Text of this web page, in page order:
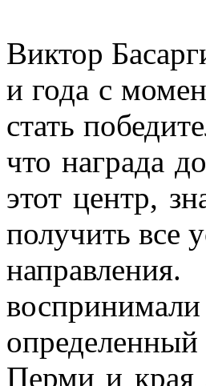
Виктор
и года с
стать
что награда
этот центр,
получить все
Перми и края